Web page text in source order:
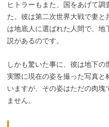
ヒトラーもまた、国をあげて
た。彼は第二次世界大戦で妻
は地底人に選ばれた人間で、地
説があるのです。
しかも驚いた事に、彼は地下の
実際に現在の姿を撮った写真と
いますが、その姿はただの肉
ません。